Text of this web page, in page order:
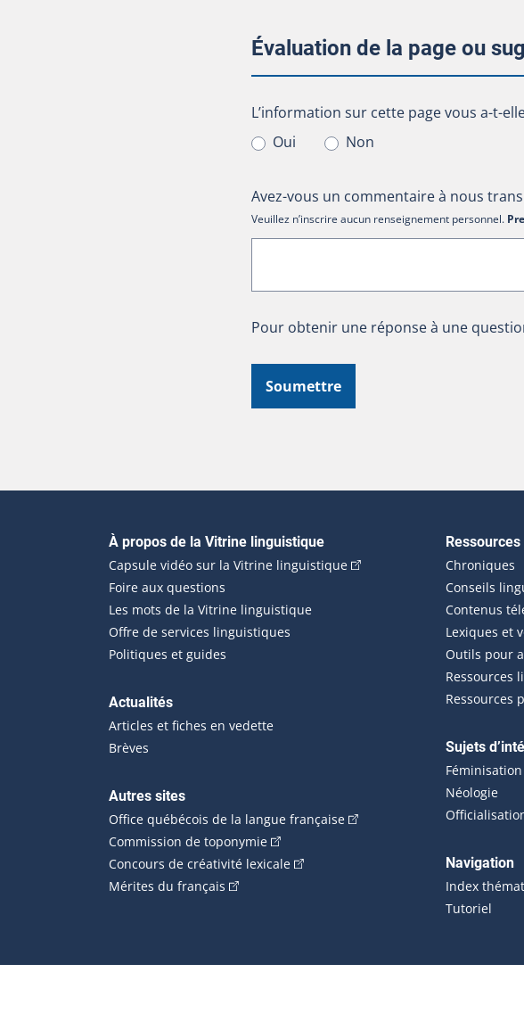
Évaluation de la page ou
L’information sur cette page vous a-t-
L’information sur cette page vous a-t-
Oui
Non
Avez-vous un commentaire à nous
Veuillez n’inscrire aucun renseignement personnel.
Pour obtenir une réponse à une
Soumettre
Navigation principale
À propos de la Vitrine linguistique
Capsule vidéo sur la Vitrine linguistique(Cet hyperlien externe
Foire aux questions
Les mots de la Vitrine linguistique
Offre de services linguistiques
Politiques et guides
Actualités
Articles et fiches en vedette
Brèves
Autres sites
Office québécois de la langue française(Cet hyperlien externe
Commission de toponymie(Cet hyperlien externe s'ouvrira dans une
Concours de créativité lexicale(Cet hyperlien externe s'ouvrira dans
Mérites du français (Cet hyperlien externe s'ouvrira dans une
Chroniques
Conseils
Contenus
Lexiques et
Outils pour
Ressources
Ressources
Sujets
Néologie
Navigation
Index
Tutoriel